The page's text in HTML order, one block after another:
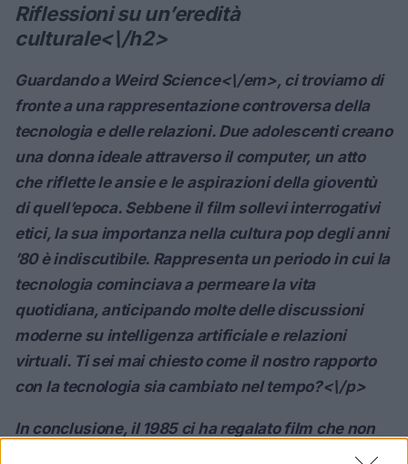
Riflessioni su un’eredità
culturale<\/h2>
Guardando a Weird Science<\/em>, ci troviamo di
fronte a una rappresentazione controversa della
tecnologia e delle relazioni. Due adolescenti creano
una donna ideale attraverso il computer, un atto
che riflette le ansie e le aspirazioni della gioventù
di quell’epoca. Sebbene il film sollevi interrogativi
etici, la sua importanza nella cultura pop degli anni
’80 è indiscutibile. Rappresenta un periodo in cui la
tecnologia cominciava a permeare la vita
quotidiana, anticipando molte delle discussioni
moderne su intelligenza artificiale e relazioni
virtuali. Ti sei mai chiesto come il nostro rapporto
con la tecnologia sia cambiato nel tempo?<\/p>
In conclusione, il 1985 ci ha regalato film che non
solo ci intrattengono, ma ci invitano a riflettere su